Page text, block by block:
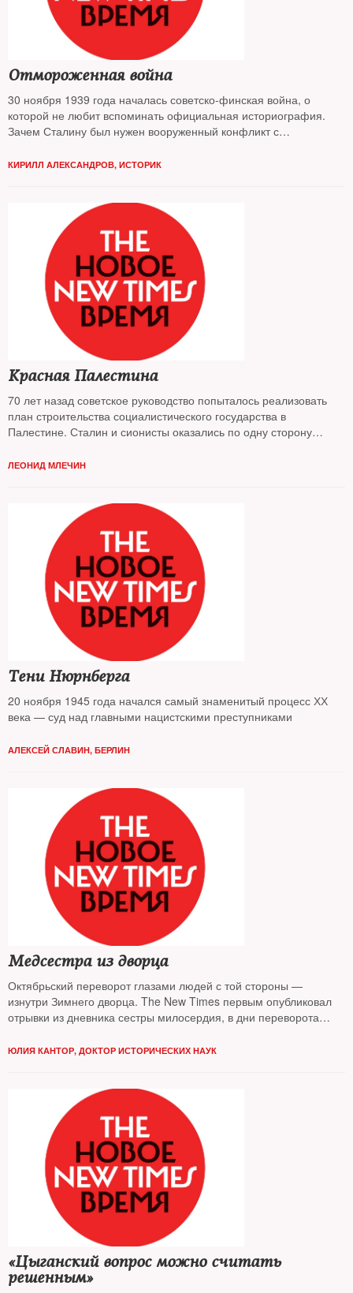
Отмороженная война
30 ноября 1939 года началась советско-финская война, о
которой не любит вспоминать официальная историография.
Зачем Сталину был нужен вооруженный конфликт с
КИРИЛЛ АЛЕКСАНДРОВ, ИСТОРИК
Красная Палестина
70 лет назад советское руководство попыталось реализовать
план строительства социалистического государства в
Палестине. Сталин и сионисты оказались по одну сторону
ЛЕОНИД МЛЕЧИН
Тени Нюрнберга
20 ноября 1945 года начался самый знаменитый процесс ХХ
века — суд над главными нацистскими преступниками
АЛЕКСЕЙ СЛАВИН, БЕРЛИН
Медсестра из дворца
Октябрьский переворот глазами людей с той стороны —
изнутри Зимнего дворца. The New Times первым опубликовал
отрывки из дневника сестры милосердия, в дни переворота
ЮЛИЯ КАНТОР, ДОКТОР ИСТОРИЧЕСКИХ НАУК
«Цыганский вопрос можно считать
решенным»